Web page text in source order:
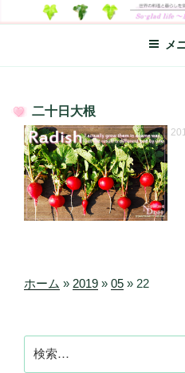
ン
ン
SO-GLAD LIFE
世界の料理のエッセイやレシピ、
綴る、世界248か国を旅した松本
メ
投
稿
日:
二十日大根
ホーム » 2019 » 05 » 22
索: